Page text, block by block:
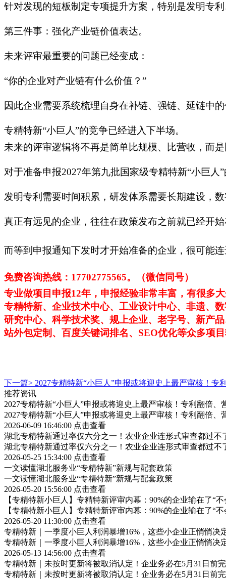
针对发现的短板制定专项提升方案，特别是发明专
第三件事：强化产业链价值表达。
未来评审最重要的问题已经变成：
“你的企业对产业链有什么价值？”
因此企业需要系统梳理自身在补链、强链、延链中
专精特新“小巨人”的竞争已经进入下半场。
未来的评审逻辑将不再是简单比规模、比营收，而
对于准备申报2027年第九批国家级专精特新“小巨
发明专利需要时间积累，研发体系需要长期建设，
真正有远见的企业，往往在政策发布之前就已经开
而等到申报通知下发时才开始准备的企业，很可能
免费咨询热线： 17702775565。（微信同号）
专业做项目申报12年，申报经验非常丰富，有很多
专精特新、企业技术中心、工业设计中心、非遗、
研究中心、科学技术奖、规上企业、老字号、新产
站外包定制、百度关键词排名、SEO优化等众多项
下一篇> 2027专精特新“小巨人”申报或将迎史上最严审核！
推荐资讯
2027专精特新“小巨人”申报或将迎史上最严审核！专利翻倍
2027专精特新“小巨人”申报或将迎史上最严审核！专利翻倍
2026-06-09 16:46:00 点击查看
湖北专精特新通过率仅六分之一！农业企业连形式审查都过不
湖北专精特新通过率仅六分之一！农业企业连形式审查都过不
2026-05-25 15:34:00 点击查看
一文读懂湖北服务业“专精特新”新规与配套政策
一文读懂湖北服务业“专精特新”新规与配套政策
2026-05-20 15:56:00 点击查看
【专精特新小巨人】专精特新评审内幕：90%的企业输在了“
【专精特新小巨人】专精特新评审内幕：90%的企业输在了“
2026-05-20 11:30:00 点击查看
专精特新｜一季度小巨人利润暴增16%，这些小企业正悄悄决
专精特新｜一季度小巨人利润暴增16%，这些小企业正悄悄决
2026-05-13 14:56:00 点击查看
专精特新｜未按时更新将被取消认定！企业务必在5月31日前
专精特新｜未按时更新将被取消认定！企业务必在5月31日前